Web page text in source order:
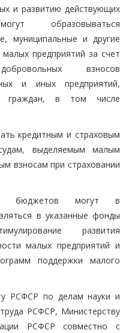
и развитию действующих
образовываться
муниципальные и другие
предприятий за счет
взносов
и иных предприятий,
граждан, в том числе
кредитным и страховым
выделяемым малым
взносам при страховании
бюджетов могут в
в указанные фонды
развития
малых предприятий и
поддержки малого
РСФСР по делам науки и
РСФСР, Министерству
РСФСР совместно с